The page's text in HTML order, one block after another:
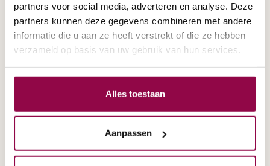
partners voor social media, adverteren en analyse. Deze
partners kunnen deze gegevens combineren met andere
informatie die u aan ze heeft verstrekt of die ze hebben
verzameld op basis van uw gebruik van hun services.
Alles toestaan
Aanpassen
Aantal wielen: 3 Wielen
Actieradius: 20km
Opvouwbaar: Ja
Eindhoven